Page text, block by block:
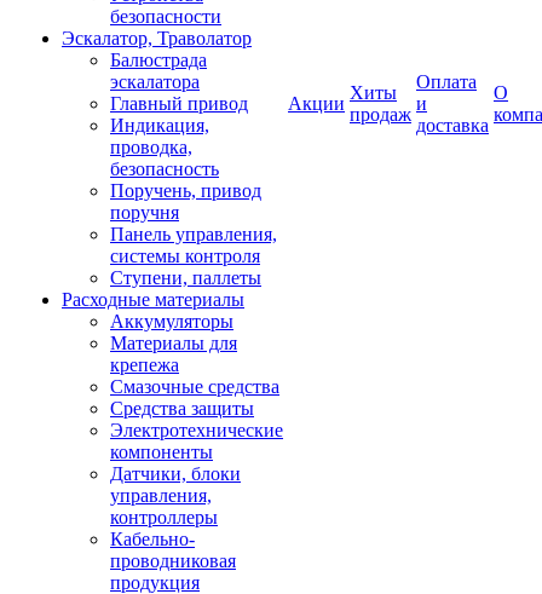
безопасности
Эскалатор, Траволатор
Балюстрада
эскалатора
Главный привод
Индикация,
проводка,
безопасность
Поручень, привод
поручня
Панель управления,
системы контроля
Ступени, паллеты
Расходные материалы
Аккумуляторы
Материалы для
крепежа
Смазочные средства
Средства защиты
Электротехнические
компоненты
Датчики, блоки
управления,
контроллеры
Кабельно-
проводниковая
продукция
Акции
Хиты
продаж
Оплата
и
доставка
О